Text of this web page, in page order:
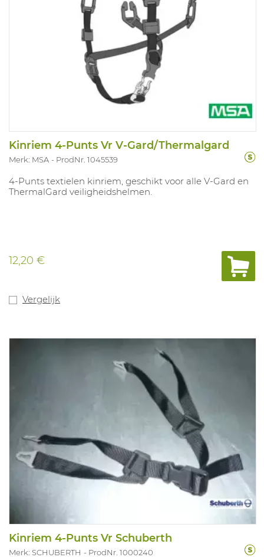
Kinriem 4-Punts Vr V-Gard/Thermalgard
Merk: MSA ProdNr. 1045539
4-Punts textielen kinriem, geschikt voor alle V-Gard en
ThermalGard veiligheidshelmen.
12,20 €
Vergelijk
Kinriem 4-Punts Vr Schuberth
Merk: SCHUBERTH ProdNr. 1000240